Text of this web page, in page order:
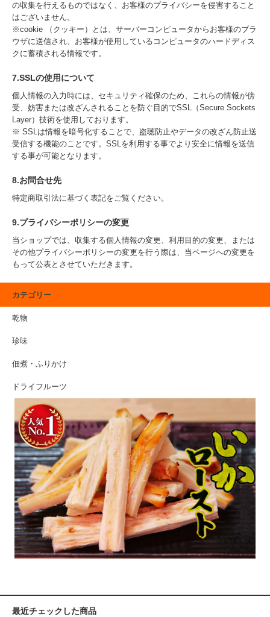
の収集を行えるものではなく、お客様のプライバシーを侵害すること
はございません。
※cookie （クッキー）とは、サーバーコンピュータからお客様のブラ
ウザに送信され、お客様が使用しているコンピュータのハードディス
クに蓄積される情報です。
7.SSLの使用について
個人情報の入力時には、セキュリティ確保のため、これらの情報が傍
受、妨害または改ざんされることを防ぐ目的でSSL（Secure Sockets
Layer）技術を使用しております。
※ SSLは情報を暗号化することで、盗聴防止やデータの改ざん防止送
受信する機能のことです。SSLを利用する事でより安全に情報を送信
する事が可能となります。
8.お問合せ先
特定商取引法に基づく表記をご覧ください。
9.プライバシーポリシーの変更
当ショップでは、収集する個人情報の変更、利用目的の変更、または
その他プライバシーポリシーの変更を行う際は、当ページへの変更を
もって公表とさせていただきます。
カテゴリー
乾物
珍味
佃煮・ふりかけ
ドライフルーツ
最近チェックした商品